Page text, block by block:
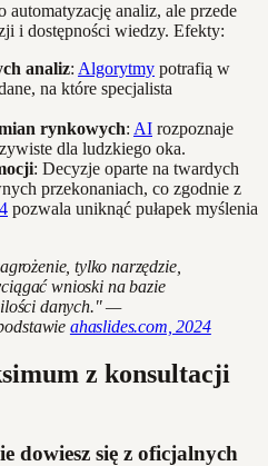
automatyzację analiz, ale przede
i dostępności wiedzy. Efekty:
analiz: Algorytmy potrafią w
na które specjalista
rynkowych: AI rozpoznaje
dla ludzkiego oka.
: Decyzje oparte na twardych
przekonaniach, co zgodnie z
pozwala uniknąć pułapek myślenia
tylko narzędzie,
wnioski na bazie
ilości danych." —
ahaslides.com, 2024
z konsultacji
dowiesz się z oficjalnych